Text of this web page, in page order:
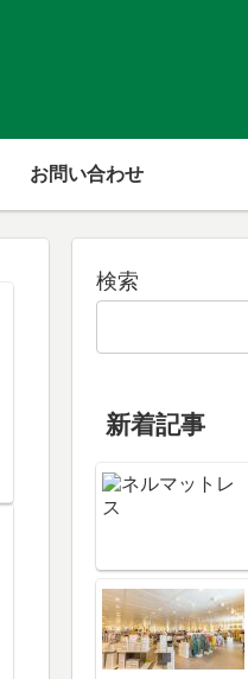
お問い合わせ
検索
新着記事